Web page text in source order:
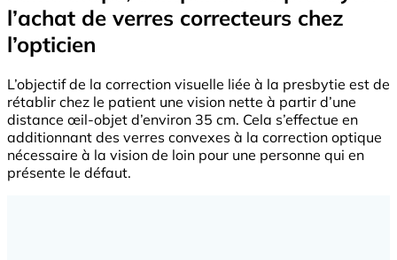
l’achat de verres correcteurs chez
l’opticien
L’objectif de la correction visuelle liée à la presbytie est de
rétablir chez le patient une vision nette à partir d’une
distance œil-objet d’environ 35 cm. Cela s’effectue en
additionnant des verres convexes à la correction optique
nécessaire à la vision de loin pour une personne qui en
présente le défaut.